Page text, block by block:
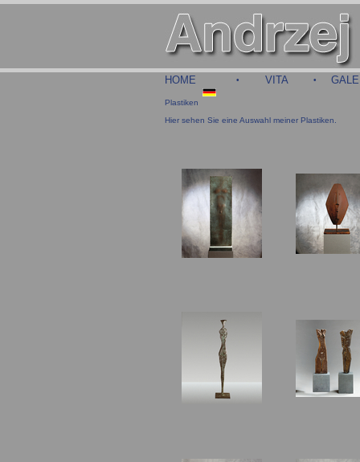
HOME • VITA •
Plastiken
Hier sehen Sie eine Auswahl meiner Plastiken.